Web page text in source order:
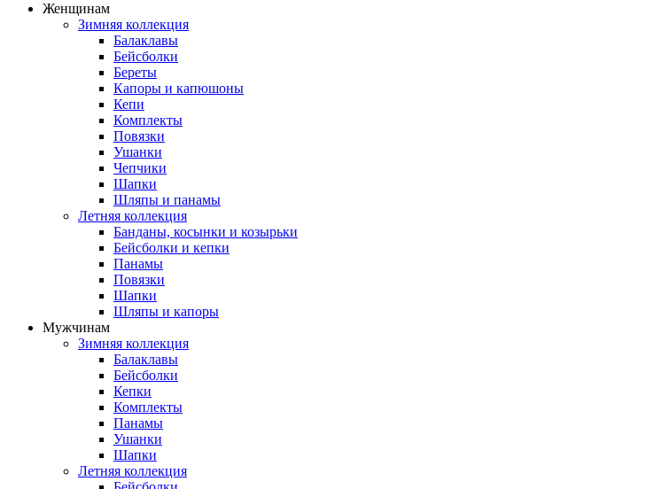
Женщинам
Зимняя коллекция
Балаклавы
Бейсболки
Береты
Капоры и капюшоны
Кепи
Комплекты
Повязки
Ушанки
Чепчики
Шапки
Шляпы и панамы
Летняя коллекция
Банданы, косынки и козырьки
Бейсболки и кепки
Панамы
Повязки
Шапки
Шляпы и капоры
Мужчинам
Зимняя коллекция
Балаклавы
Бейсболки
Кепки
Комплекты
Панамы
Ушанки
Шапки
Летняя коллекция